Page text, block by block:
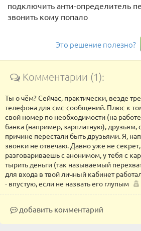
подключить анти-определитель
звонить кому попало
Это решение полезно?
Комментарии (1):
Ты о чём? Сейчас, практически, везде
телефона для смс-сообщений. Плюс к
свой номер по необходимости (на
банка (например, зарплатную), друзьям,
причине перестали быть друзьями. Я,
звонки не отвечаю. Давно уже не
разговариваешь с анонимом, у тебя с
тырить деньги (так называемый
для входа в твой личный кабинет
- впустую, если не назвать его глупым
добавить комментарий